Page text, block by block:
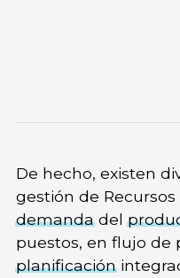
De hecho, existen
gestión de
demandadel
puestos, en flujo de
planificación